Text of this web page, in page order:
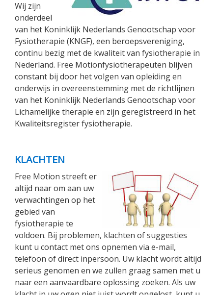
Wij zijn
onderdeel
van het Koninklijk Nederlands Genootschap voor
Fysiotherapie (KNGF), een beroepsvereniging,
continu bezig met de kwaliteit van fysiotherapie in
Nederland. Free Motionfysiotherapeuten blijven
constant bij door het volgen van opleiding en
onderwijs in overeenstemming met de richtlijnen
van het Koninklijk Nederlands Genootschap voor
Lichamelijke therapie en zijn geregistreerd in het
Kwaliteitsregister fysiotherapie.
KLACHTEN
Free Motion streeft er
altijd naar om aan uw
verwachtingen op het
gebied van
fysiotherapie te
voldoen. Bij problemen, klachten of suggesties
kunt u contact met ons opnemen via e-mail,
telefoon of direct inpersoon. Uw klacht wordt altijd
serieus genomen en we zullen graag samen met u
naar een aanvaardbare oplossing zoeken. Als uw